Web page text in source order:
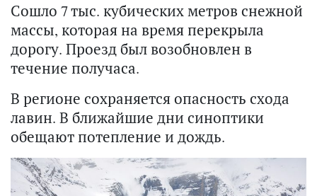
Сошло 7 тыс. кубических метров снежной
массы, которая на время перекрыла
дорогу. Проезд был возобновлен в
течение получаса.
В регионе сохраняется опасность схода
лавин. В ближайшие дни синоптики
обещают потепление и дождь.